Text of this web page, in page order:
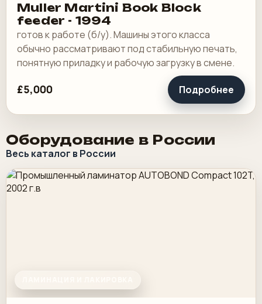
Muller Martini Book Block
feeder - 1994
готов к работе (б/у). Машины этого класса
обычно рассматривают под стабильную печать,
понятную приладку и рабочую загрузку в смене.
£5,000 Подробнее
Оборудование в России
Весь каталог в России